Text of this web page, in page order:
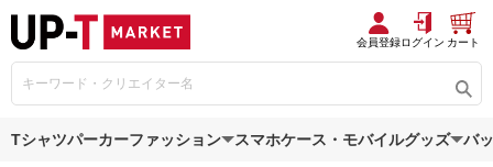
会員登録ログイン カート
Tシャツパーカーファッション スマホケース・モバイルグッズ バ